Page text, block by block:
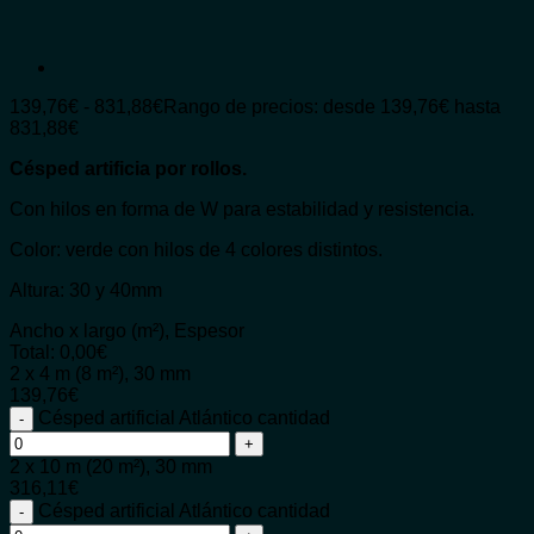
139,76€ - 831,88€ Rango de precios: desde 139,76€ hasta
831,88€
Césped artificia por rollos.
Con hilos en forma de W para estabilidad y resistencia.
Color: verde con hilos de 4 colores distintos.
Altura: 30 y 40mm
Ancho x largo (m²), Espesor
Total: 0,00€
2 x 4 m (8 m²), 30 mm
139,76€
Césped artificial Atlántico cantidad
2 x 10 m (20 m²), 30 mm
316,11 €
Césped artificial Atlántico cantidad